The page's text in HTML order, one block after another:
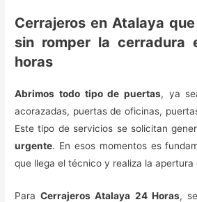
Cerrajeros en Atalaya
sin romper la cerradura
horas
Abrimos todo tipo de puertas, ya
acorazadas, puertas de oficinas,
Este tipo de servicios se solicitan
urgente. En esos momentos es
que llega el técnico y realiza la apertura
ParaCerrajeros Atalaya 24 Horas,